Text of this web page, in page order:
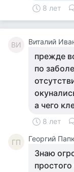
8 лет
ВИ Виталий
прежде
по
а чего
8 лет
ГП Георгий
Знаю